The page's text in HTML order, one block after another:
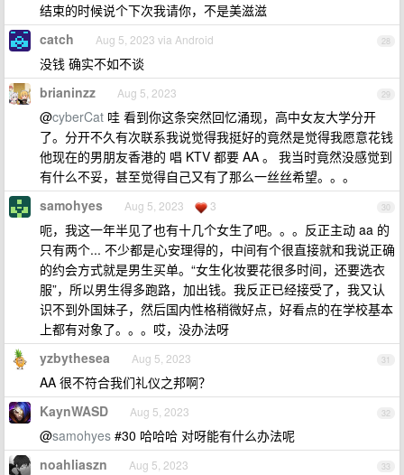
结束的时候说个下次我请你，不是美滋滋
28
catch Aug 5, 2023 via Android
没钱 确实不如不谈
29
brianinzz Aug 5, 2023
@cyberCat 哇 看到你这条突然回忆涌现，高中女友大学分开
了。分开不久有次联系我说觉得我挺好的竟然是觉得我愿意花钱
他现在的男朋友香港的 唱 KTV 都要 AA 。 我当时竟然没感觉到
有什么不妥，甚至觉得自己又有了那么一丝丝希望。。。
30
samohyes Aug 5, 2023 3
呃，我这一年半见了也有十几个女生了吧。。。反正主动 aa 的
只有两个... 不少都是心安理得的，中间有个很直接就和我说正确
的约会方式就是男生买单。“女生化妆要花很多时间，还要选衣
服”，所以男生得多跑路，加出钱。我反正已经接受了，我又认
识不到外国妹子，然后国内性格稍微好点，好看点的在学校基本
上都有对象了。。。哎，没办法呀
31
yzbythesea Aug 5, 2023
AA 很不符合我们礼仪之邦啊？
32
KaynWASD Aug 5, 2023
@samohyes #30 哈哈哈 对呀能有什么办法呢
33
noahliaszn Aug 5, 2023